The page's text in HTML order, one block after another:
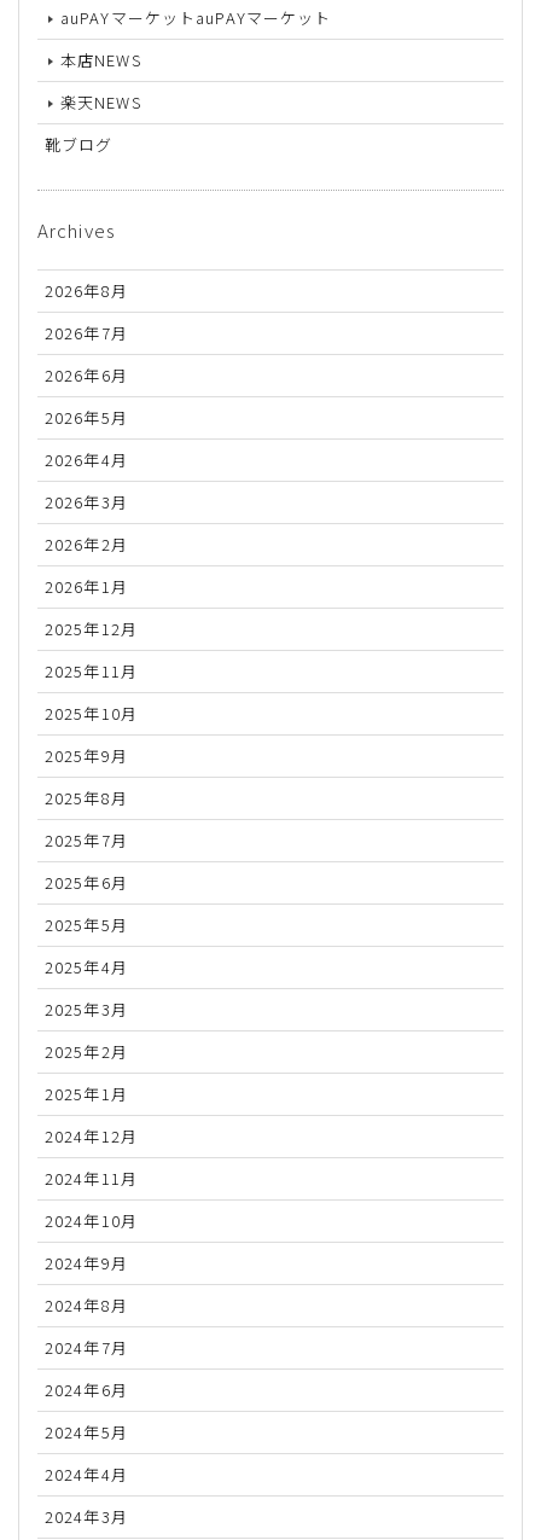
auPAYマーケットauPAYマーケット
本店NEWS
楽天NEWS
靴ブログ
Archives
2026年8月
2026年7月
2026年6月
2026年5月
2026年4月
2026年3月
2026年2月
2026年1月
2025年12月
2025年11月
2025年10月
2025年9月
2025年8月
2025年7月
2025年6月
2025年5月
2025年4月
2025年3月
2025年2月
2025年1月
2024年12月
2024年11月
2024年10月
2024年9月
2024年8月
2024年7月
2024年6月
2024年5月
2024年4月
2024年3月